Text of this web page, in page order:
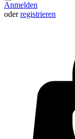
Anmelden
oderregistrieren